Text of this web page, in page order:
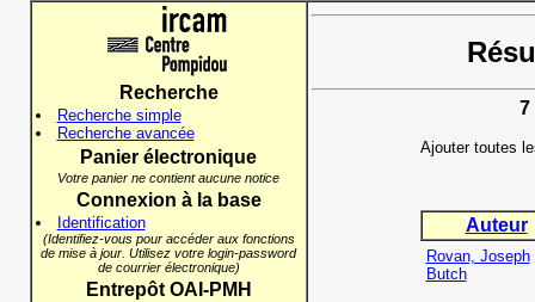
Recherche
Recherche simple
Recherche avancée
Panier électronique
Votre panier ne contient aucune notice
Connexion à la base
Identification
(Identifiez-vous pour accéder aux fonctions
de mise à jour. Utilisez votre login-password
de courrier électronique)
Entrepôt OAI-PMH
7
Ajouter toutes
Auteur
Rovan, Joseph
Butch